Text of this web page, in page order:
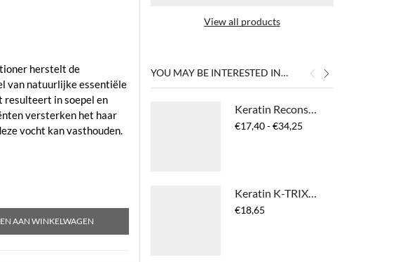
herstelt de
van natuurlijke essentiële
resulteert in soepel en
versterken het haar
vocht kan vasthouden.
AAN WINKELWAGEN
View all products
YOU MAY BE INTERESTED IN…
Keratin Reconstructing Shampoo
€17,40 - €34,25Prijsklasse:
Keratin K-TRIX 5 - Thermal Active Smoothing Treatment
€18,65